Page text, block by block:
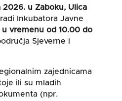
2026. u Zaboku, Ulica
Inkubatora Javne
u vremenu od 10.00 do
Sjeverne i
zajednicama
ili su mladih
(npr.